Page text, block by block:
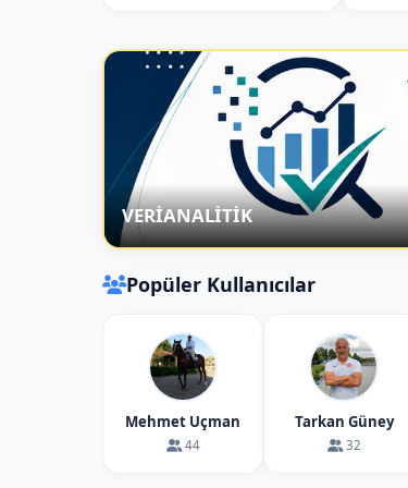
Kısa bir yürüyüş ve fotoğraf
6. Onyx Taş Atölyesi Ziyareti
Kapadokya’nın volkanik
bilgi alınır. Dileyenler alışveriş
7.Narlıgöl Krater Göl Ziyareti
Dünyada sadece bir kaç
Profesyonel Rehber
Konforlu Ulaşım (Klimalı
Müze ve Giriş Ücretleri
VERİANALİTİK
Popüler Kullanıcılar
Mehmet Uçman
44
Tarkan Güney
32